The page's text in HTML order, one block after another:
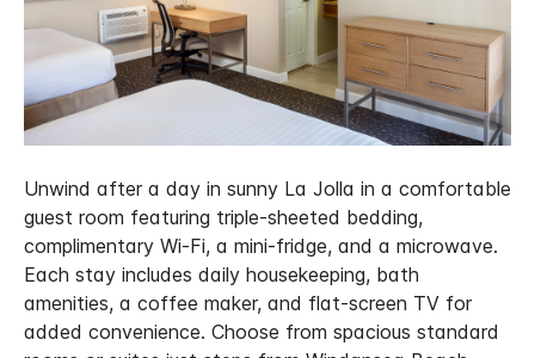
Unwind after a day in sunny La Jolla in a comfortable
guest room featuring triple-sheeted bedding,
complimentary Wi-Fi, a mini-fridge, and a microwave.
Each stay includes daily housekeeping, bath
amenities, a coffee maker, and flat-screen TV for
added convenience. Choose from spacious standard